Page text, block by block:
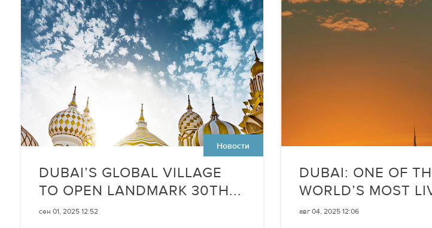
Новости
DUBAI’S GLOBAL VILLAGE
TO OPEN LANDMARK 30TH...
сен 01, 2025 12:52
DUBAI: ONE OF
WORLD’S MOST
авг 04, 2025 12:06